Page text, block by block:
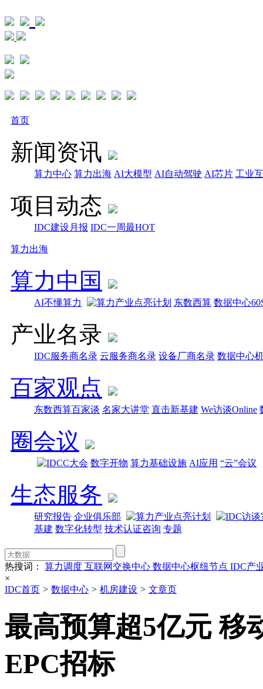
首页
新闻资讯
算力中心 算力出海 AI大模型 AI自动驾驶 AI芯片 工业
项目动态
IDC建设月报 IDC一周最HOT
算力出海
算力中国
AI不懂算力 东数西算 数据中心
产业名录
IDC服务商名录 云服务商名录 设备厂商名录 数据中心
百家观点
东数西算百家谈 名家大讲堂 直击新基建 We访谈Online
圈会议
数字开物 算力基础设施 AI应用 “云”会议
生态服务
研究报告 企业俱乐部
基建 数字化转型 技术认证咨询 专题
热搜词： 算力调度 互联网交换中心 数据中心枢纽节点 IDC产
×
IDC首页 > 数据中心 > 机房建设 > 文章页
最高预算超5亿元 移
EPC招标